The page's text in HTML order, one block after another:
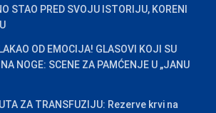
STAO PRED SVOJU ISTORIJU, KORENI
OD EMOCIJA! GLASOVI KOJI SU
NOGE: SCENE ZA PAMĆENJE U „JANU
ZA TRANSFUZIJU: Rezerve krvi na